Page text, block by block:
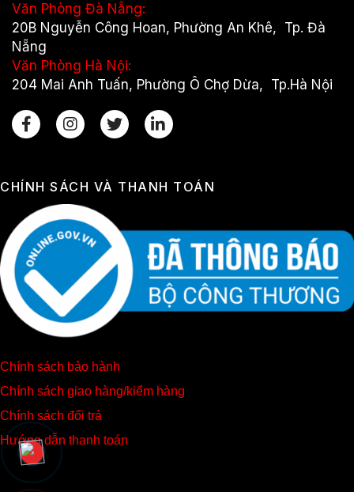
Văn Phòng Đà Nẵng:
20B Nguyễn Công Hoan, Phường An Khê, Tp. Đà
Nẵng
Văn Phòng Hà Nội:
204 Mai Anh Tuấn, Phường Ô Chợ Dừa, Tp.Hà Nội
CHÍNH SÁCH VÀ THANH TOÁN
Chính sách bảo hành
Chính sách giao hàng/kiểm hàng
Chính sách đổi trả
Hướng dẫn thanh toán